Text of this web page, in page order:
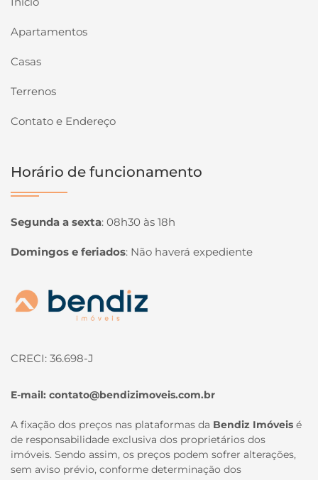
Apartamentos
Casas
Terrenos
Contato e Endereço
Horário de funcionamento
Segunda a sexta: 08h30 às 18h
Domingos e feriados: Não haverá expediente
Página inicial
CRECI: 36.698-J
E-mail: contato@bendizimoveis.com.br
A fixação dos preços nas plataformas da Bendiz Imóveis é
de responsabilidade exclusiva dos proprietários dos
imóveis. Sendo assim, os preços podem sofrer alterações,
sem aviso prévio, conforme determinação dos